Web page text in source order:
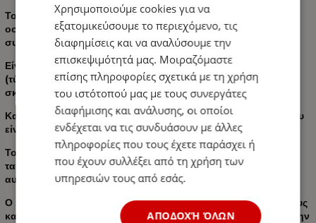
Το χαλάκι πορτμπαγκάζ DeluxeBoss δεν αναδύει δυσάρεστη
οσμή και προσφέρει μια κομψή και κομψή εμφάνιση που
συμπληρώνει το εσωτερικό του αυτοκινήτου σας.
Είναι εξαιρετικά ανθεκτικό και έχει αρκετά υψηλό κατώφλι
(τύπου λεκάνης), αποτρέποντας τη διαρροή υγρών και τη
σκόνη στο χαλί στο πορτμπαγκάζ του αυτοκινήτου σας.
Κατασκευασμένο από υψηλής ποιότητας καουτσούκ TPE που
είναι ανθεκτικό στη θερμότητα και τα υγρά.
Το λαστιχένιο χαλάκι τοποθετείται και αφαιρείται εύκολα και
ταιριάζει ακριβώς στις διαστάσεις του πορτμπαγκάζ του
αυτοκινήτου σας.
Ο μοναδικός σχεδιασμός αποτρέπει την ολίσθηση των πάτους
και παρέχει στους χρήστες λειτουργικότητα και άνεση κατά την
Χρησιμοποιούμε cookies για να
εξατομικεύσουμε το περιεχόμενο, τις
διαφημίσεις και να αναλύσουμε την
επισκεψιμότητά μας. Μοιραζόμαστε
επίσης πληροφορίες σχετικά με τη χρήση
του ιστότοπού μας με τους συνεργάτες
διαφήμισης και ανάλυσης, οι οποίοι
ενδέχεται να τις συνδυάσουν με άλλες
πληροφορίες που τους έχετε παράσχει ή
που έχουν συλλέξει από τη χρήση των
υπηρεσιών τους από εσάς.
ΑΠΟΔΟΧΉ ΌΛΩΝ